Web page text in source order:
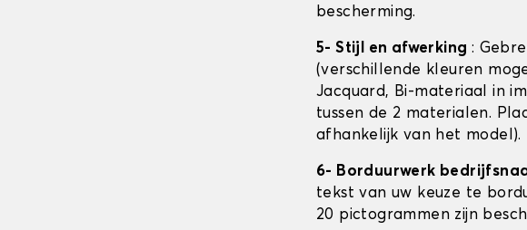
bescherming.
5- Stijl en afwerking :
(verschillende kleuren
Jacquard, Bi-materiaal in
tussen de 2 materialen.
afhankelijk van het model).
6- Borduurwerk
tekst van uw keuze te
20 pictogrammen zijn